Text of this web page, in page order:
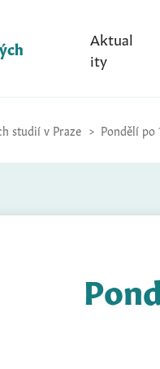
Aktual
ity
studií v Praze Pondělí po